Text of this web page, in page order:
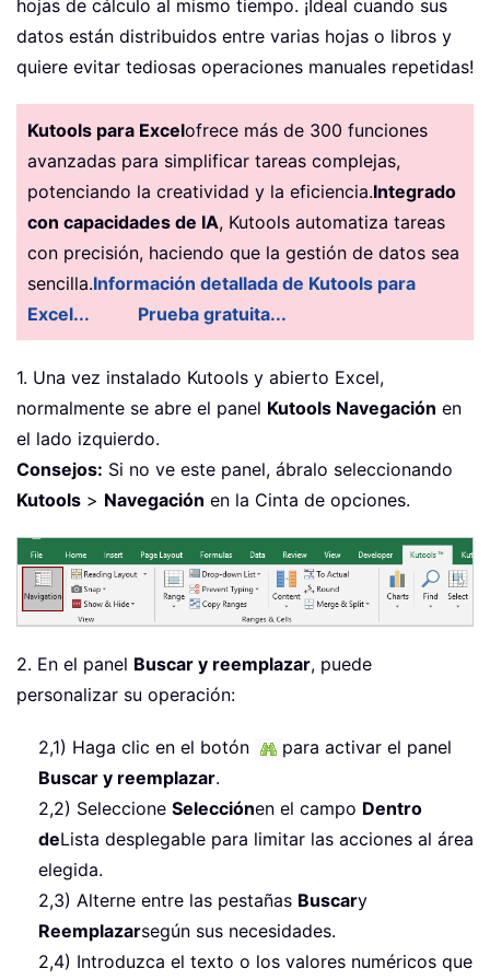
hojas de cálculo al mismo tiempo. ¡Ideal cuando sus
datos están distribuidos entre varias hojas o libros y
quiere evitar tediosas operaciones manuales repetidas!
Kutools para Excelofrece más de 300 funciones
avanzadas para simplificar tareas complejas,
potenciando la creatividad y la eficiencia.Integrado
con capacidades de IA, Kutools automatiza tareas
con precisión, haciendo que la gestión de datos sea
sencilla.Información detallada de Kutools para
Excel...
Prueba gratuita...
1. Una vez instalado Kutools y abierto Excel,
normalmente se abre el panel Kutools Navegación en
el lado izquierdo.
Consejos: Si no ve este panel, ábralo seleccionando
Kutools > Navegación en la Cinta de opciones.
2. En el panel Buscar y reemplazar, puede
personalizar su operación:
2,1) Haga clic en el botón
para activar el panel
Buscar y reemplazar.
2,2) Seleccione Selecciónen el campo Dentro
deLista desplegable para limitar las acciones al área
elegida.
2,3) Alterne entre las pestañas Buscary
Reemplazarsegún sus necesidades.
2,4) Introduzca el texto o los valores numéricos que